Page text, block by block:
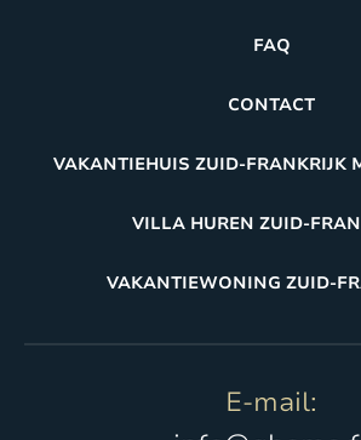
FAQ
CONTACT
VAKANTIEHUIS ZUID-FRANKRIJK
VILLA HUREN ZUID-
VAKANTIEWONING ZUID-
E-mail: